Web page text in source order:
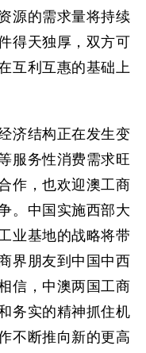
源的需求量将持续
得天独厚，双方可
互利互惠的基础上
结构正在发生变
服务性消费需求旺
作，也欢迎澳工商
。中国实施西部大
业基地的战略将带
界朋友到中国中西
信，中澳两国工商
务实的精神抓住机
不断推向新的更高